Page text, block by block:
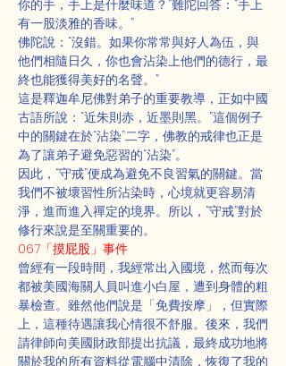
你的手，手上是什麼味道？”難陀回答：“手上
有一股淡雅的香味。”
佛陀說：“沒錯。如果你常常與好人為伍，與
他們相隨日久，你也會沾染上他們的德行，最
終也能獲得美好的名聲。”
這是釋迦牟尼佛對弟子的重要教導，正如中國
古語所說：“近朱則赤，近墨則黑。”這個例子
中的關鍵在於“沾染”二字，佛教的戒律也正是
為了讓弟子避免惡習的“沾染”。
因此，“守戒”便成為避免不良習氣的關鍵。當
我們不被壞習性所沾染時，心境就更容易清
淨，進而進入禪定的境界。所以，“守戒”對於
修行來說是至關重要的。
067「摸屁股」事件
曾經有一段時間，我經常出入國境，然而每次
都被美國海關人員叫進小白屋，遭到身體的粗
暴檢查。雖然他們說是「免費按摩」，但實際
上，這種待遇讓我心情很不舒服。後來，我們
請律師向美國財政部提出抗議，最終成功地將
關於我的所有資料從電腦中清除，恢復了我的